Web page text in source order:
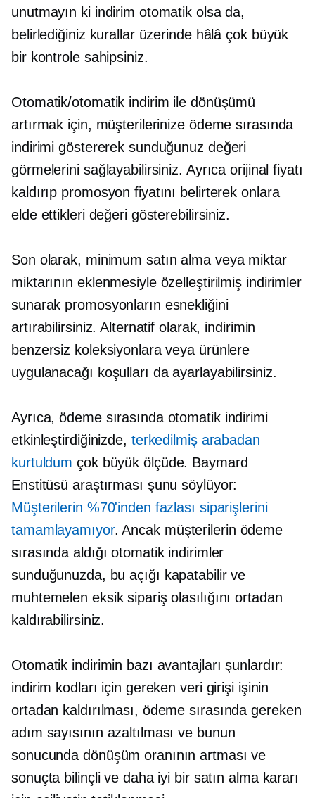
unutmayın ki indirim otomatik olsa da,
belirlediğiniz kurallar üzerinde hâlâ çok büyük
bir kontrole sahipsiniz.
Otomatik/otomatik indirim ile dönüşümü
artırmak için, müşterilerinize ödeme sırasında
indirimi göstererek sunduğunuz değeri
görmelerini sağlayabilirsiniz. Ayrıca orijinal fiyatı
kaldırıp promosyon fiyatını belirterek onlara
elde ettikleri değeri gösterebilirsiniz.
Son olarak, minimum satın alma veya miktar
miktarının eklenmesiyle özelleştirilmiş indirimler
sunarak promosyonların esnekliğini
artırabilirsiniz. Alternatif olarak, indirimin
benzersiz koleksiyonlara veya ürünlere
uygulanacağı koşulları da ayarlayabilirsiniz.
Ayrıca, ödeme sırasında otomatik indirimi
etkinleştirdiğinizde, terkedilmiş arabadan
kurtuldum çok büyük ölçüde. Baymard
Enstitüsü araştırması şunu söylüyor:
Müşterilerin %70'inden fazlası siparişlerini
tamamlayamıyor. Ancak müşterilerin ödeme
sırasında aldığı otomatik indirimler
sunduğunuzda, bu açığı kapatabilir ve
muhtemelen eksik sipariş olasılığını ortadan
kaldırabilirsiniz.
Otomatik indirimin bazı avantajları şunlardır:
indirim kodları için gereken veri girişi işinin
ortadan kaldırılması, ödeme sırasında gereken
adım sayısının azaltılması ve bunun
sonucunda dönüşüm oranının artması ve
sonuçta bilinçli ve daha iyi bir satın alma kararı